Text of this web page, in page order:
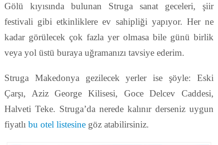
Gölü kıyısında bulunan Struga sanat geceleri, şiir
festivali gibi etkinliklere ev sahipliği yapıyor. Her ne
kadar görülecek çok fazla yer olmasa bile günü birlik
veya yol üstü buraya uğramanızı tavsiye ederim.
Struga Makedonya gezilecek yerler ise şöyle: Eski
Çarşı, Aziz George Kilisesi, Goce Delcev Caddesi,
Halveti Teke. Struga’da nerede kalınır derseniz uygun
fiyatlı bu otel listesinegöz atabilirsiniz.